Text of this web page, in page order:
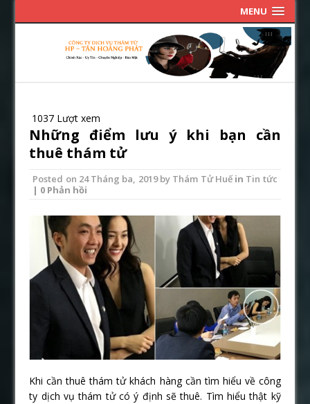
MENU
1037 Lượt xem
Những điểm lưu ý khi bạn cần
thuê thám tử
Posted on 24 Tháng ba, 2019by Thám Tử Huếin Tin tức
| 0 Phản hồi
Khi cần thuê thám tử khách hàng cần tìm hiểu về công
ty dịch vụ thám tử có ý định sẽ thuê. Tìm hiểu thật kỹ